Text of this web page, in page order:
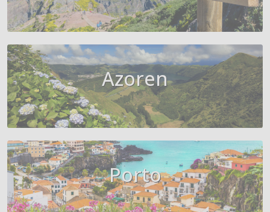
Azoren
Porto